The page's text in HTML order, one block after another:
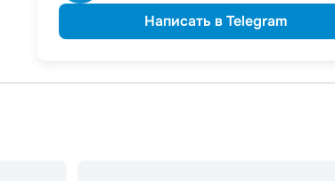
Написать в Telegram